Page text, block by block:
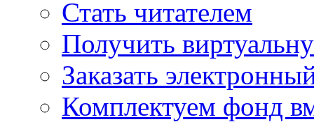
Стать читателем
Получить
Заказать
Комплектуем фонд